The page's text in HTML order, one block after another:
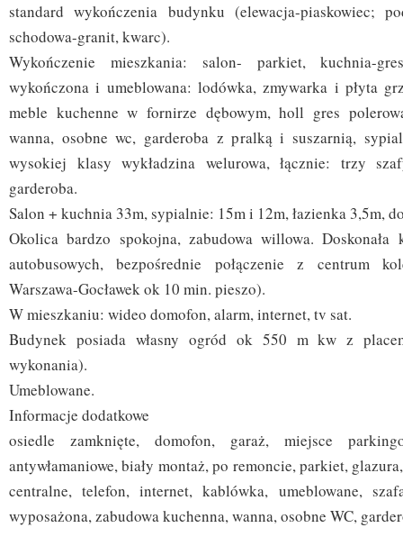
standard wykończenia budynku (elewacja-piaskowiec;
schodowa-granit, kwarc).
Wykończenie mieszkania: salon- parkiet, kuchnia-
wykończona i umeblowana: lodówka, zmywarka i płyta
meble kuchenne w fornirze dębowym, holl gres
wanna, osobne wc, garderoba z pralką i suszarnią,
wysokiej klasy wykładzina welurowa, łącznie: trzy
garderoba.
Salon + kuchnia 33m, sypialnie: 15m i 12m, łazienka 3,5m,
Okolica bardzo spokojna, zabudowa willowa.
autobusowych, bezpośrednie połączenie z centrum
Warszawa-Gocławek ok 10 min. pieszo).
W mieszkaniu: wideo domofon, alarm, internet, tv sat.
Budynek posiada własny ogród ok 550 m kw z
wykonania).
Umeblowane.
Informacje dodatkowe
osiedle zamknięte, domofon, garaż, miejsce
antywłamaniowe, biały montaż, po remoncie, parkiet,
centralne, telefon, internet, kablówka, umeblowane,
wyposażona, zabudowa kuchenna, wanna, osobne WC,